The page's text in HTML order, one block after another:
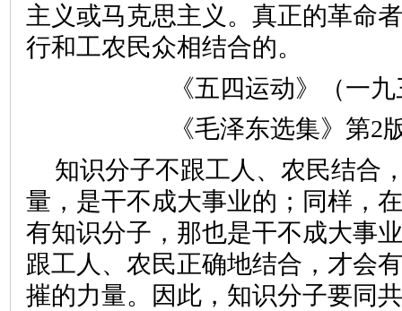
主义或马克思主义。真正的革命
行和工农民众相结合的。
《五四运动》（一
《毛泽东选集》第2
知识分子不跟工人、农民结合
量，是干不成大事业的；同样，
有知识分子，那也是干不成大事
跟工人、农民正确地结合，才会
摧的力量。因此，知识分子要同